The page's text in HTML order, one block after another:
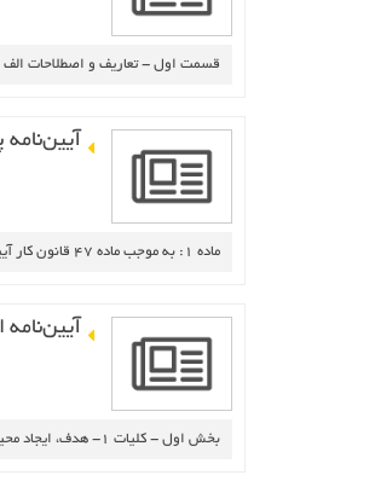
قسمت‌ اول‌ - تعاريف‌ و اصطلاحات‌ الف‌ - در اين‌
ماده‌ 1: به‌ موجب‌ ماده‌ 47 قانون‌ كار آيين‌نامه‌ مربوط‌ به‌ پيشگيري‌ و مبارزه‌ با آتش‌ سوزي‌ در كليه‌ كارگاه‌ها به‌ شرح‌ زير تدوين‌ مي‌گردد. فصل‌ اول‌ - وسايل‌ پيشگيري‌ و مبارزه‌ با آتش‌ سوزي‌
بخش‌ اول‌ - كليات‌ 1- هدف‌، ايجاد محيط‌ ايمن‌ از نظر برق‌گرفتگي‌ باتوجه‌ به‌مقررات‌ ودستورالعمل‌هاي‌ اين‌ آيين‌نامه‌ مي‌باشد. 2- دامنه‌كاربرد - اين‌ آيين‌نامه‌ براي‌ اجرا در كليه‌ كارگاه‌ها